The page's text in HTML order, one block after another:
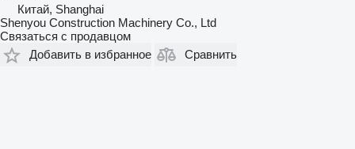
Китай, Shanghai
Shenyou Construction Machinery Co., Ltd
Связаться с продавцом
Добавить в избранное
Сравнить